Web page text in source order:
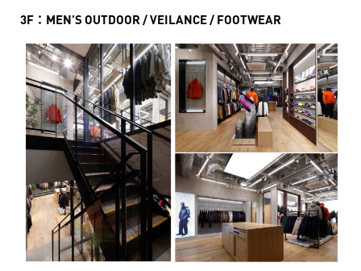
3F：MEN’S OUTDOOR / VEILANCE / FOOTWEAR